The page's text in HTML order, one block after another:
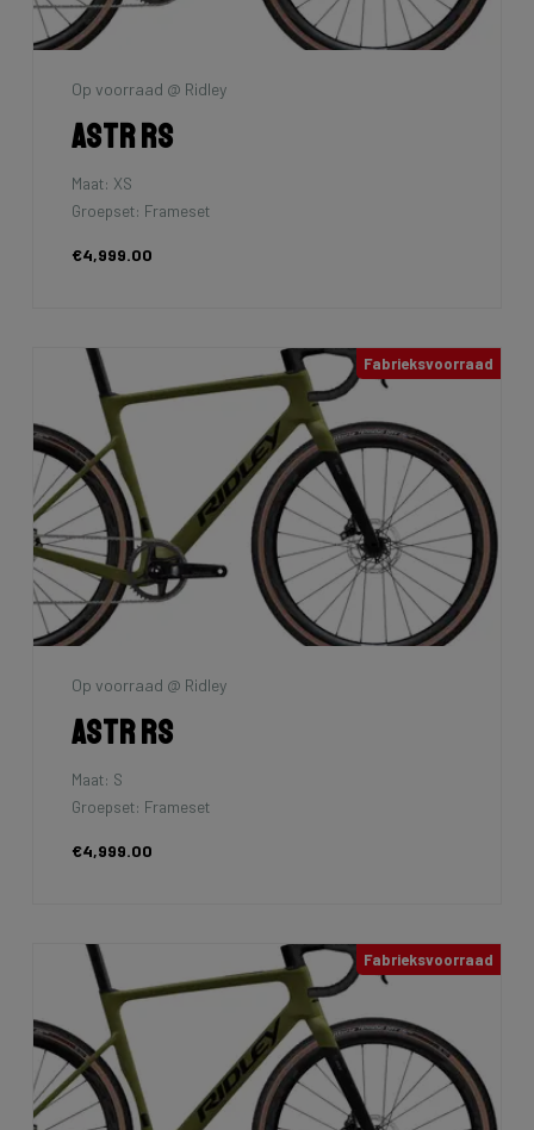
Op voorraad @ Ridley
Astr RS
Maat: XS
Groepset: Frameset
€4,999.00
Fabrieksvoorraad
Op voorraad @ Ridley
Astr RS
Maat: S
Groepset: Frameset
€4,999.00
Fabrieksvoorraad